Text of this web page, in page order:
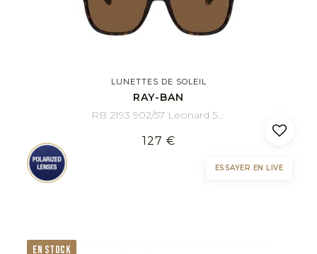
LUNETTES DE SOLEIL
RAY-BAN
127 €
ESSAYER EN LIVE
EN STOCK